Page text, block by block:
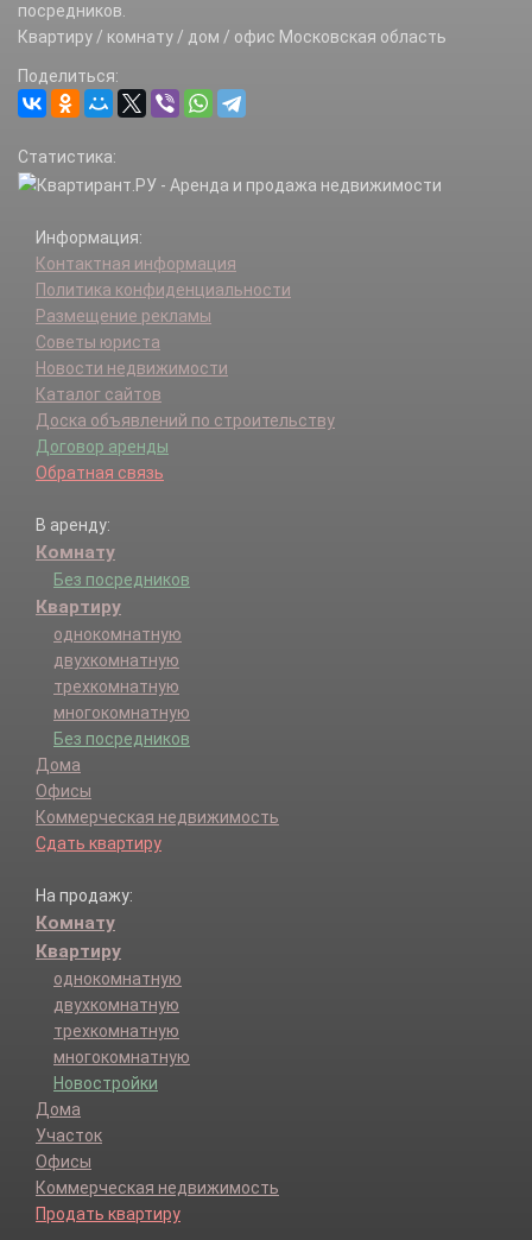
посредников.
Квартиру / комнату / дом / офис Московская область
Поделиться:
Статистика:
Информация:
Контактная информация
Политика конфиденциальности
Размещение рекламы
Советы юриста
Новости недвижимости
Каталог сайтов
Доска объявлений по строительству
Договор аренды
Обратная связь
В аренду:
Комнату
Без посредников
Квартиру
однокомнатную
двухкомнатную
трехкомнатную
многокомнатную
Без посредников
Дома
Офисы
Коммерческая недвижимость
Сдать квартиру
На продажу:
Комнату
Квартиру
однокомнатную
двухкомнатную
трехкомнатную
многокомнатную
Новостройки
Дома
Участок
Офисы
Коммерческая недвижимость
Продать квартиру